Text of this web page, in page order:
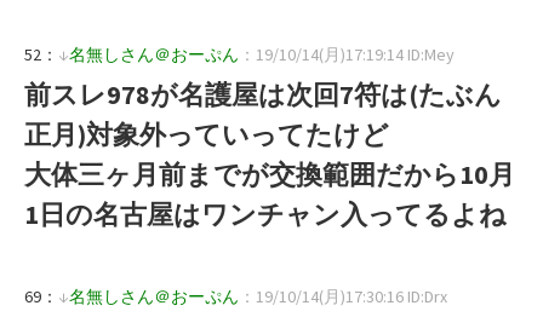
52： ↓名無しさん＠おーぷん ：19/10/14(月)17:19:14 ID:Mey
前スレ978が名護屋は次回7符は(たぶん
正月)対象外っていってたけど
大体三ヶ月前までが交換範囲だから10月
1日の名古屋はワンチャン入ってるよね
69： ↓名無しさん＠おーぷん ：19/10/14(月)17:30:16 ID:Drx